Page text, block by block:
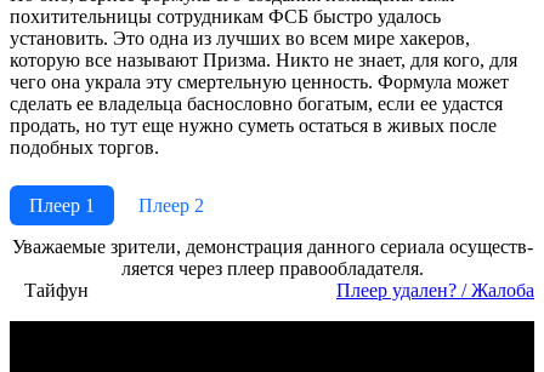
похитительницы сотрудникам ФСБ быстро удалось
установить. Это одна из лучших во всем мире хакеров,
которую все называют Призма. Никто не знает, для кого, для
чего она украла эту смертельную ценность. Формула может
сделать ее владельца баснословно богатым, если ее удастся
продать, но тут еще нужно суметь остаться в живых после
подобных торгов.
Плеер 1
Плеер 2
Ува­жае­мые зри­те­ли, де­мон­ст­ра­ция дан­но­го се­риа­ла осу­ще­ст­в­
ля­ет­ся че­рез пле­ер пра­во­об­ла­да­те­ля.
Тайфун
Пле­ер уда­лен? / Жа­ло­ба